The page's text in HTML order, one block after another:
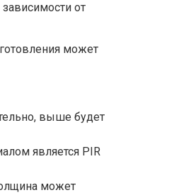
от
может
выше будет
является PIR
может